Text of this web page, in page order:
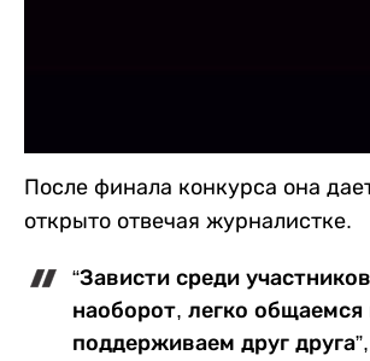
После финала конкурса она
открыто отвечая журналистке.
“Зависти среди
наоборот, легко общаемся
поддерживаем друг